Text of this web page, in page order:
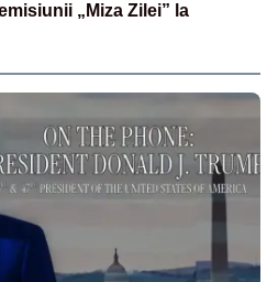
„Miza Zilei” la